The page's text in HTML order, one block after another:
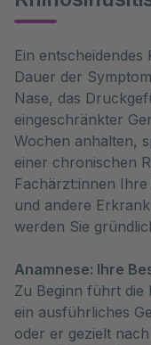
Ein
Dauer der
Nase, das
eingeschränkter
Wochen anhalten,
einer chronischen
Fachärzt:innen
und andere
werden Sie
Anamnese: Ihre
Zu Beginn führt
ein ausführliches
oder er gezielt